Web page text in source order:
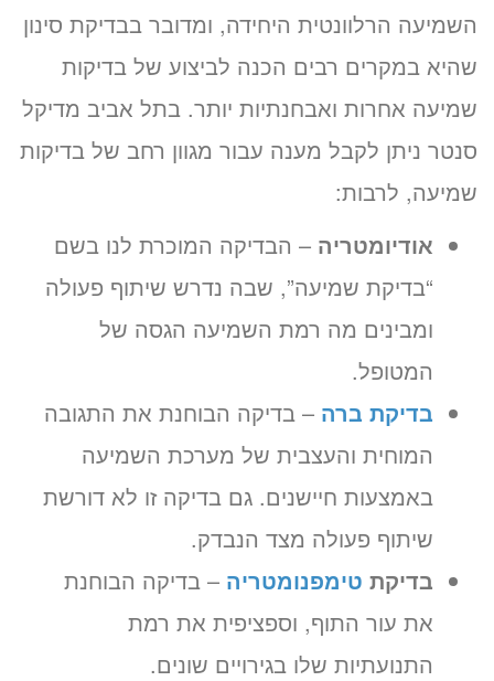
השמיעה הרלוונטית היחידה, ומדובר בבדיקת סינון
שהיא במקרים רבים הכנה לביצוע של בדיקות
שמיעה אחרות ואבחנתיות יותר. בתל אביב מדיקל
סנטר ניתן לקבל מענה עבור מגוון רחב של בדיקות
שמיעה, לרבות:
אודיומטריה – הבדיקה המוכרת לנו בשם
“בדיקת שמיעה”, שבה נדרש שיתוף פעולה
ומבינים מה רמת השמיעה הגסה של
המטופל.
בדיקת ברה – בדיקה הבוחנת את התגובה
המוחית והעצבית של מערכת השמיעה
באמצעות חיישנים. גם בדיקה זו לא דורשת
שיתוף פעולה מצד הנבדק.
בדיקת טימפנומטריה – בדיקה הבוחנת
את עור התוף, וספציפית את רמת
התנועתיות שלו בגירויים שונים.